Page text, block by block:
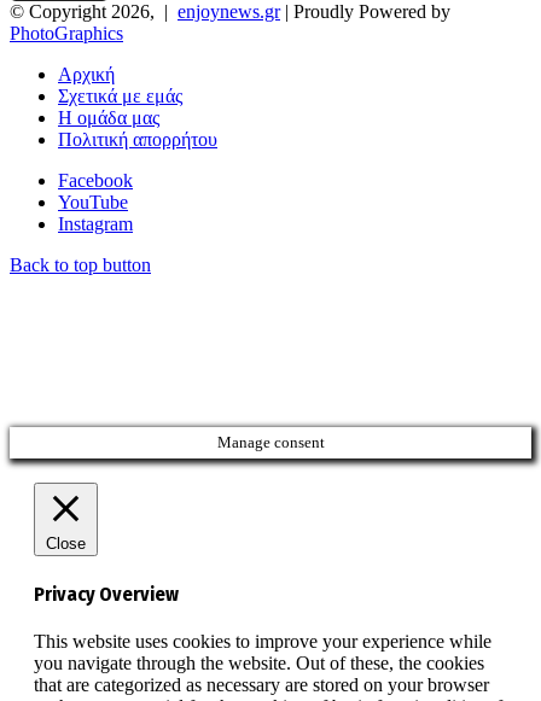
© Copyright 2026, | enjoynews.gr| Proudly Powered by
PhotoGraphics
Αρχική
Σχετικά με εμάς
Η ομάδα μας
Πολιτική απορρήτου
Facebook
YouTube
Instagram
Back to top button
Manage consent
Close
Privacy Overview
This website uses cookies to improve your experience while
you navigate through the website. Out of these, the cookies
that are categorized as necessary are stored on your browser